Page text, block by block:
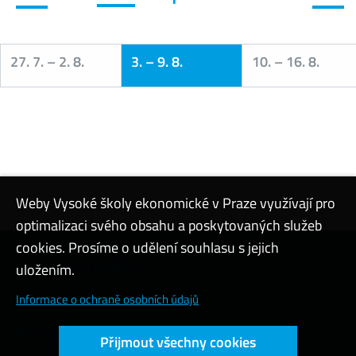
27. 7.– 2. 8. 3.–9. 8. 10.– 16. 8.
Kontaktovat podporu
Nastavení cookies
Přístupnost webu
Weby Vysoké školy ekonomické v Praze využívají pro
optimalizaci svého obsahu a poskytovaných služeb
cookies. Prosíme o udělení souhlasu s jejich
uložením.
Informace o ochraně osobních údajů
Přijmout všechny cookies